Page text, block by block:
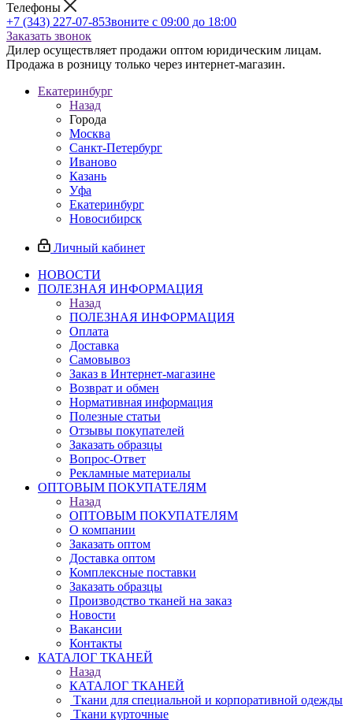
Телефоны
+7 (343) 227-07-85Звоните с 09:00 до 18:00
Заказать звонок
Дилер осуществляет продажи оптом юридическим лицам.
Продажа в розницу только через интернет-магазин.
Екатеринбург
Назад
Города
Москва
Санкт-Петербург
Иваново
Казань
Уфа
Екатеринбург
Новосибирск
Личный кабинет
НОВОСТИ
ПОЛЕЗНАЯ ИНФОРМАЦИЯ
Назад
ПОЛЕЗНАЯ ИНФОРМАЦИЯ
Оплата
Доставка
Самовывоз
Заказ в Интернет-магазине
Возврат и обмен
Нормативная информация
Полезные статьи
Отзывы покупателей
Заказать образцы
Вопрос-Ответ
Рекламные материалы
ОПТОВЫМ ПОКУПАТЕЛЯМ
Назад
ОПТОВЫМ ПОКУПАТЕЛЯМ
О компании
Заказать оптом
Доставка оптом
Комплексные поставки
Заказать образцы
Производство тканей на заказ
Новости
Вакансии
Контакты
КАТАЛОГ ТКАНЕЙ
Назад
КАТАЛОГ ТКАНЕЙ
Ткани для специальной и корпоративной одежды
Ткани курточные